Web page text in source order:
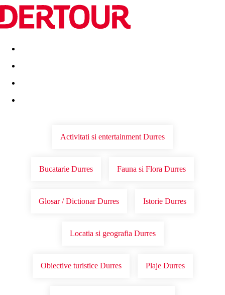
Destinatii Vacanta perfecta OFERTE DE NERATAT
Activitati si entertainment Durres
Bucatarie Durres Fauna si Flora Durres
Glosar / Dictionar Durres Istorie Durres
Locatia si geografia Durres
Obiective turistice Durres Plaje Durres